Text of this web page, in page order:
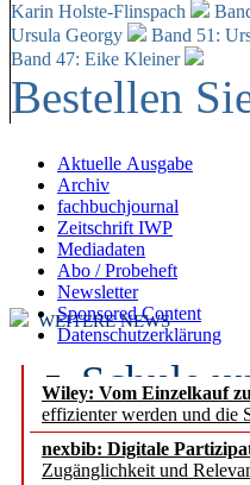
Karin Holste-Flinspach
Ursula Georgy
Band 51:
Band 47: Eike Kleiner
Bestellen
Aktuelle Ausgabe
Archiv
fachbuchjournal
Zeitschrift IWP
Mediadaten
Abo / Probeheft
Newsletter
Sponsored Content
Datenschutzerklärung
Wiley: Vom Einzelkauf
effizienter werden und die
nexbib: Digitale
Zugänglichkeit und
WEITERE NEWS
Schule